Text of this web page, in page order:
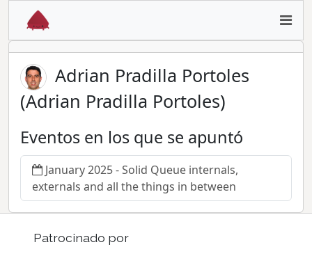
Adrian Pradilla Portoles
(Adrian Pradilla Portoles)
Eventos en los que se apuntó
January 2025 - Solid Queue internals,
externals and all the things in between
Patrocinado por